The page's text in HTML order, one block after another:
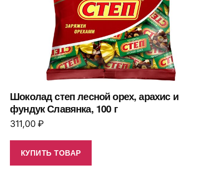
Шоколад степ лесной орех, арахис и
фундук Славянка, 100 г
311,00₽
КУПИТЬ ТОВАР